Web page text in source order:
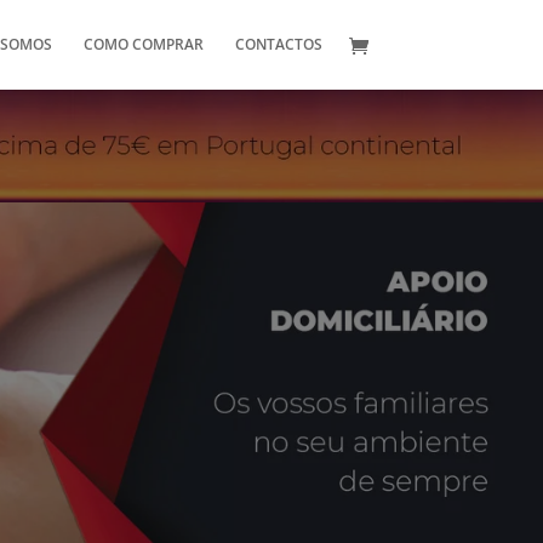
COMO COMPRAR CONTACTOS